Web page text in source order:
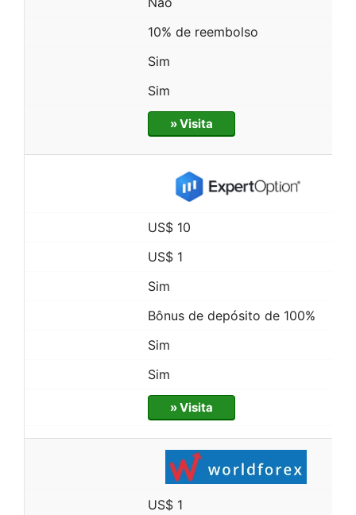
10% de reembolso
Sim
Sim
» Visita
US$ 10
US$ 1
Sim
Bônus de depósito de 100%
Sim
Sim
» Visita
US$ 1